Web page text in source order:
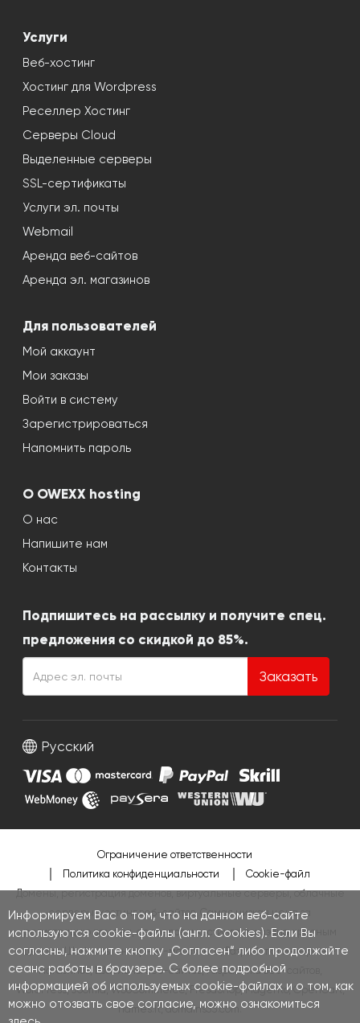
Информируем Вас о том, что на данном веб-сайте
используются cookie-файлы (англ. Cookies). Если Вы
согласны, нажмите кнопку „Согласен“ либо продолжайте
сеанс работы в браузере. С более подробной
информацией об используемых cookie-файлах и о том, как
можно отозвать свое согласие, можно ознакомиться
Услуги
Веб-хостинг
Хостинг для Wordpress
Реселлер Хостинг
Серверы Cloud
Выделенные серверы
SSL-сертификаты
Услуги эл. почты
Webmail
Аренда веб-сайтов
Аренда эл. магазинов
Для пользователей
Мой аккаунт
Мои заказы
Войти в систему
Зарегистрироваться
Напомнить пароль
О OWEXX hosting
О нас
Напишите нам
Контакты
Подпишитесь на рассылку и получите спец.
предложения со скидкой до 85%.
Заказать
Русский
Ограничение ответственности
Политика конфиденциальности
Cookie-файл
Домены, регистрация доменов, виртуальные серверы, облачные
серверы, хостинг веб-сайтов. Самая низкая цена за
регистрацию домена, серверов и хостинга показана красным
цветом.Шаблоны интернет-магазинов,Разработка интернет-
магазинов, Шаблоны веб-сайтов,Разработка веб-сайтов
WordPress,Joomla,WooCommerce,PresaShop,Magento, OpenCart,
names.lt ,domains33.com .